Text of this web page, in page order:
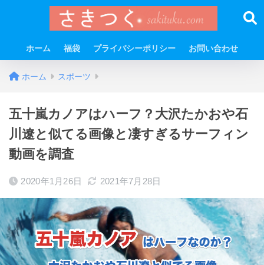
ホーム 福袋 プライバシーポリシー お問い合わせ
ホーム スポーツ
五十嵐カノアはハーフ？大沢たかおや石
川遼と似てる画像と凄すぎるサーフィン
動画を調査
2020年1月26日 2021年7月28日